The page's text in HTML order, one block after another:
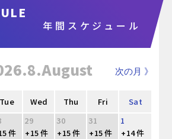
年間スケジュール
次の月 》
Tue Wed Thu Fri
Sat
29 30 31
1
件 +15 件 +15 件 +15 件
+14 件